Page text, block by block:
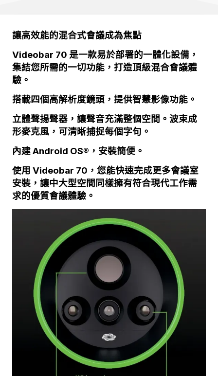
讓高效能的混合式會議成為焦點
Videobar 70 是一款易於部署的一體化設備，
集結您所需的一切功能，打造頂級混合會議體
驗。
搭載四個高解析度鏡頭，提供智慧影像功能。
立體聲揚聲器，讓聲音充滿整個空間。波束成
形麥克風，可清晰捕捉每個字句。
內建 Android OS®，安裝簡便。
使用 Videobar 70，您能快速完成更多會議室
安裝，讓中大型空間同樣擁有符合現代工作需
求的優質會議體驗。